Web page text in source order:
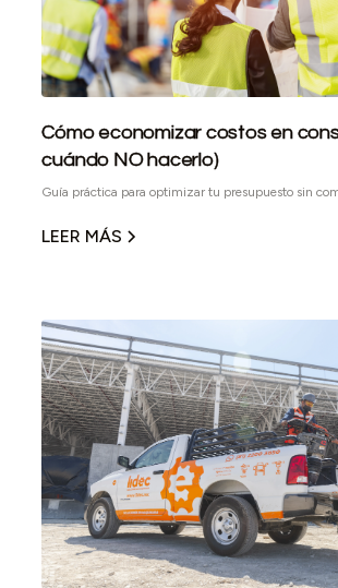
Cómo economizar costos en
cuándo NO hacerlo)
Guía práctica para optimizar tu presupuesto sin
LEER MÁS